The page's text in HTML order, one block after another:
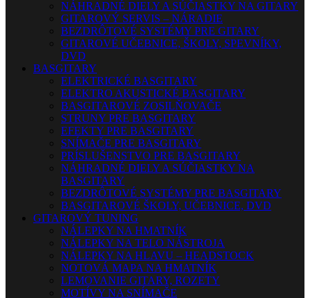
NÁHRADNÉ DIELY A SÚČIASTKY NA GITARY
GITAROVÝ SERVIS – NÁRADIE
BEZDRÔTOVÉ SYSTÉMY PRE GITARY
GITAROVÉ UČEBNICE, ŠKOLY, SPEVNÍKY,
DVD
BASGITARY
ELEKTRICKÉ BASGITARY
ELEKTRO AKUSTICKÉ BASGITARY
BASGITAROVÉ ZOSILŇOVAČE
STRUNY PRE BASGITARY
EFEKTY PRE BASGITARY
SNÍMAČE PRE BASGITARY
PRÍSLUŠENSTVO PRE BASGITARY
NÁHRADNÉ DIELY A SÚČIASTKY NA
BASGITARY
BEZDRÔTOVÉ SYSTÉMY PRE BASGITARY
BASGITAROVÉ ŠKOLY, UČEBNICE, DVD
GITAROVÝ TUNING
NÁLEPKY NA HMATNÍK
NÁLEPKY NA TELO NÁSTROJA
NÁLEPKY NA HLAVU – HEADSTOCK
NOTOVÁ MAPA NA HMATNÍK
LEMOVANIE GITARY, ROZETY
MOTÍVY NA SNÍMAČE